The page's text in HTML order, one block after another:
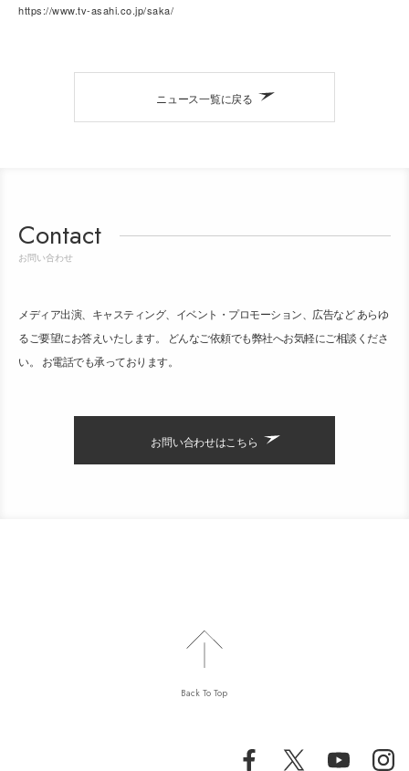
https://www.tv-asahi.co.jp/saka/
ニュース一覧に戻る
Contact
お問い合わせ
メディア出演、キャスティング、イベント・プロモーション、広告など あらゆ
るご要望にお答えいたします。 どんなご依頼でも弊社へお気軽にご相談くださ
い。 お電話でも承っております。
お問い合わせはこちら
Back To Top